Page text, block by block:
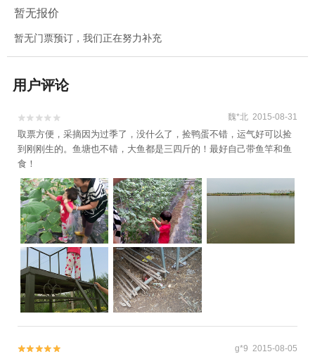
暂无报价
暂无门票预订，我们正在努力补充
用户评论

 魏*北 2015-08-31
取票方便，采摘因为过季了，没什么了，捡鸭蛋不错，运气好可以捡
到刚刚生的。鱼塘也不错，大鱼都是三四斤的！最好自己带鱼竿和鱼
食！

 g*9 2015-08-05